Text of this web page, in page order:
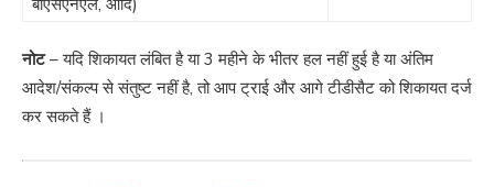
बीएसएनएल, आदि)
नोट– यदि शिकायत लंबित है या 3 महीने के भीतर हल नहीं हुई है या अंतिम
आदेश/संकल्प से संतुष्ट नहीं है, तो आप ट्राई और आगे टीडीसैट को शिकायत दर्ज
कर सकते हैं ।